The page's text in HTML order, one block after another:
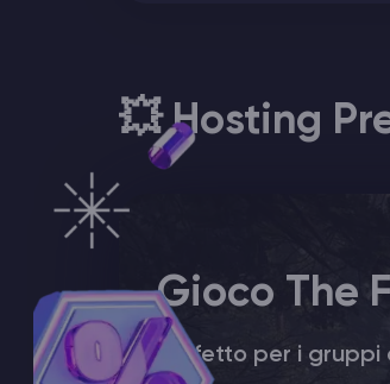
Hosting di Server ARK
💥 Hosting
Gioco The
Perfetto per i gruppi